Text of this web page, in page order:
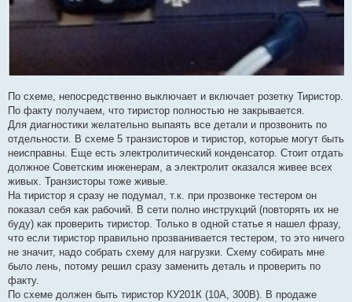
По схеме, непосредственно выключает и включает розетку Тиристор.
По факту получаем, что тиристор полностью не закрывается.
Для диагностики желательно выпаять все детали и прозвонить по
отдельности. В схеме 5 транзисторов и тиристор, которые могут быть
неисправны. Еще есть электролитический конденсатор. Стоит отдать
должное Советским инженерам, а электролит оказался живее всех
живых. Транзисторы тоже живые.
На тиристор я сразу не подумал, т.к. при прозвонке тестером он
показал себя как рабочий. В сети полно инструкций (повторять их не
буду) как проверить тиристор. Только в одной статье я нашел фразу,
что если тиристор правильно прозванивается тестером, то это ничего
не значит, надо собрать схему для нагрузки. Схему собирать мне
было лень, потому решил сразу заменить деталь и проверить по
факту.
По схеме должен быть тиристор КУ201К (10А, 300В). В продаже